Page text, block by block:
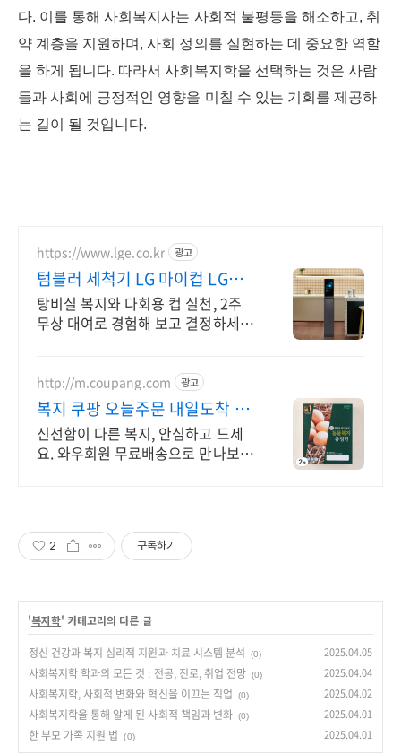
다. 이를 통해 사회복지사는 사회적 불평등을 해소하고, 취
약 계층을 지원하며, 사회 정의를 실현하는 데 중요한 역할
을 하게 됩니다. 따라서 사회복지학을 선택하는 것은 사람
들과 사회에 긍정적인 영향을 미칠 수 있는 기회를 제공하
는 길이 될 것입니다.
https://www.lge.co.kr 광고
텀블러 세척기 LG 마이컵 LG마
이컵 무상대여신청
탕비실 복지와 다회용 컵 실천, 2주
무상 대여로 경험해 보고 결정하세
http://m.coupang.com 광고
복지 쿠팡 오늘주문 내일도착 로
켓배송
신선함이 다른 복지, 안심하고 드세
요. 와우회원 무료배송으로 만나보세
2 구독하기
'복지학' 카테고리의 다른 글
정신 건강과 복지 심리적 지원과 치료 시스템 분석 (0) 2025.04.05
사회복지학 학과의 모든 것 : 전공, 진로, 취업 전망 (0) 2025.04.04
사회복지학, 사회적 변화와 혁신을 이끄는 직업 (0) 2025.04.02
사회복지학을 통해 알게 된 사회적 책임과 변화 (0) 2025.04.01
한 부모 가족 지원 법 (0) 2025.04.01